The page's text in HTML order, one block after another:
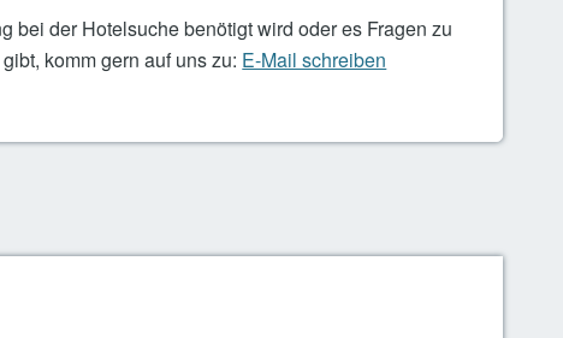
bei der Hotelsuche benötigt wird oder es Fragen zu
komm gern auf uns zu: E-Mail schreiben